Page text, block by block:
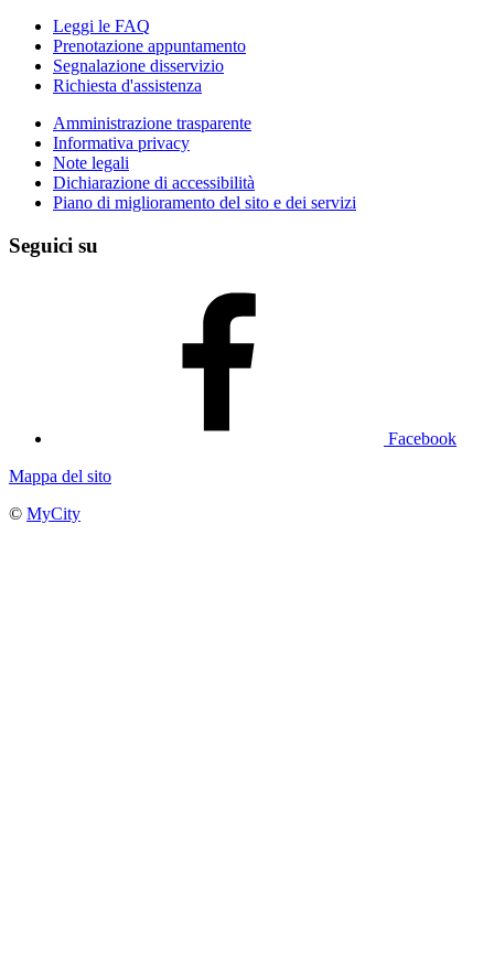
Leggi le FAQ
Prenotazione appuntamento
Segnalazione disservizio
Richiesta d'assistenza
Amministrazione trasparente
Informativa privacy
Note legali
Dichiarazione di accessibilità
Piano di miglioramento del sito e dei servizi
Seguici su
Facebook
Mappa del sito
© MyCity